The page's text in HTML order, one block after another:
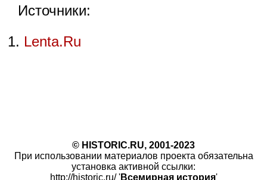
Источники:
Lenta.Ru
© HISTORIC.RU, 2001-2023
При использовании материалов проекта обязательна
установка активной ссылки:
http://historic.ru/ 'Всемирная история'